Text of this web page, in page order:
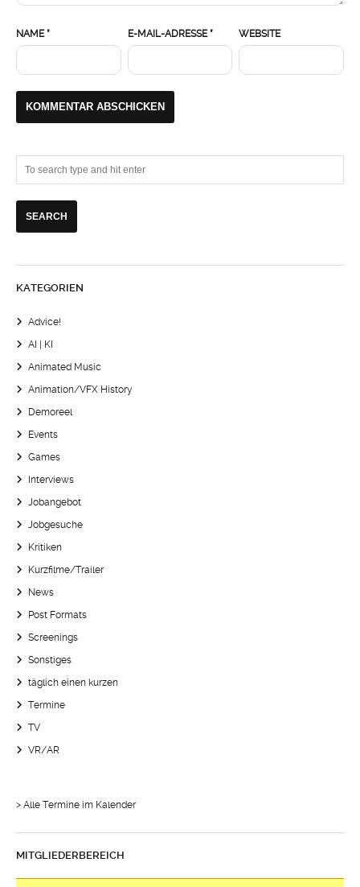
NAME* E-MAIL-ADRESSE* WEBSITE
KATEGORIEN
Advice!
AI | KI
Animated Music
Animation/VFX History
Demoreel
Events
Games
Interviews
Jobangebot
Jobgesuche
Kritiken
Kurzfilme/Trailer
News
Post Formats
Screenings
Sonstiges
täglich einen kurzen
Termine
TV
VR/AR
> Alle Termine im Kalender
MITGLIEDERBEREICH